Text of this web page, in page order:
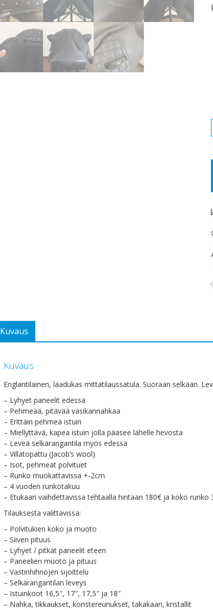
Kuvaus
Kuvaus
Englantilainen, laadukas mittatilaussatula. Suoraan selkään.
– Lyhyet paneelit edessä
– Pehmeää, pitävää vasikannahkaa
– Erittäin pehmeä istuin
– Miellyttävä, kapea istuin jolla pääsee lähelle hevosta
– Leveä selkärangantila myös edessä
– Villatopattu (Jacob’s wool)
– Isot, pehmeät polvituet
– Runko muokattavissa +-2cm
– 4 vuoden runkotakuu
– Etukaari vaihdettavissa tehtaalla hintaan 180€ ja koko runko
Tilauksesta valittavissa:
– Polvitukien koko ja muoto
– Siiven pituus
– Lyhyet / pitkät paneelit eteen
– Paneelien muoto ja pituus
– Vastinhihnojen sijoittelu
– Selkärangantilan leveys
– Istuinkoot 16,5″, 17″, 17,5″ ja 18″
– Nahka, tikkaukset, koristereunukset, takakaari, kristallit